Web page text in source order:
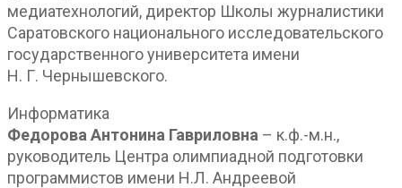
медиатехнологий, директор Школы журналистики
Саратовского национального исследовательского
государственного университета имени
Н. Г. Чернышевского.
Информатика
Федорова Антонина Гавриловна – к.ф.-м.н.,
руководитель Центра олимпиадной подготовки
программистов имени Н.Л. Андреевой